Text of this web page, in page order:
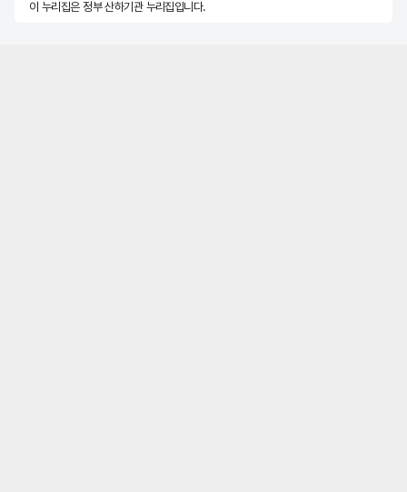
이 누리집은 정부 산하기관 누리집입니다.